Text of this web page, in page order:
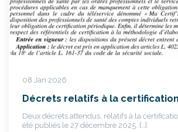
08 Jan 2026
Décrets relatifs à la
Deux décrets attendus, relatifs à la
été publiés le 27 décembre 2025. […]